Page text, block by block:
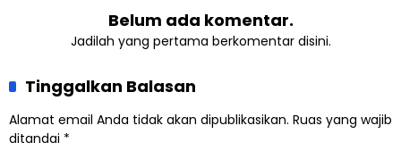
Belum ada komentar.
Jadilah yang pertama berkomentar disini.
Tinggalkan Balasan
Alamat email Anda tidak akan dipublikasikan. Ruas yang wajib
ditandai *